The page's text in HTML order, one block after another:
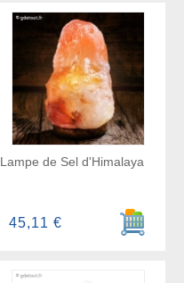
panier
Lampe de Sel d'Himalaya
Ajouter
45,11 €